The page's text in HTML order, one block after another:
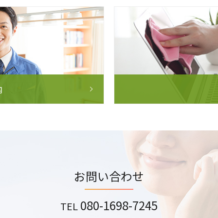
お問い合わせ
TEL 080-1698-7245